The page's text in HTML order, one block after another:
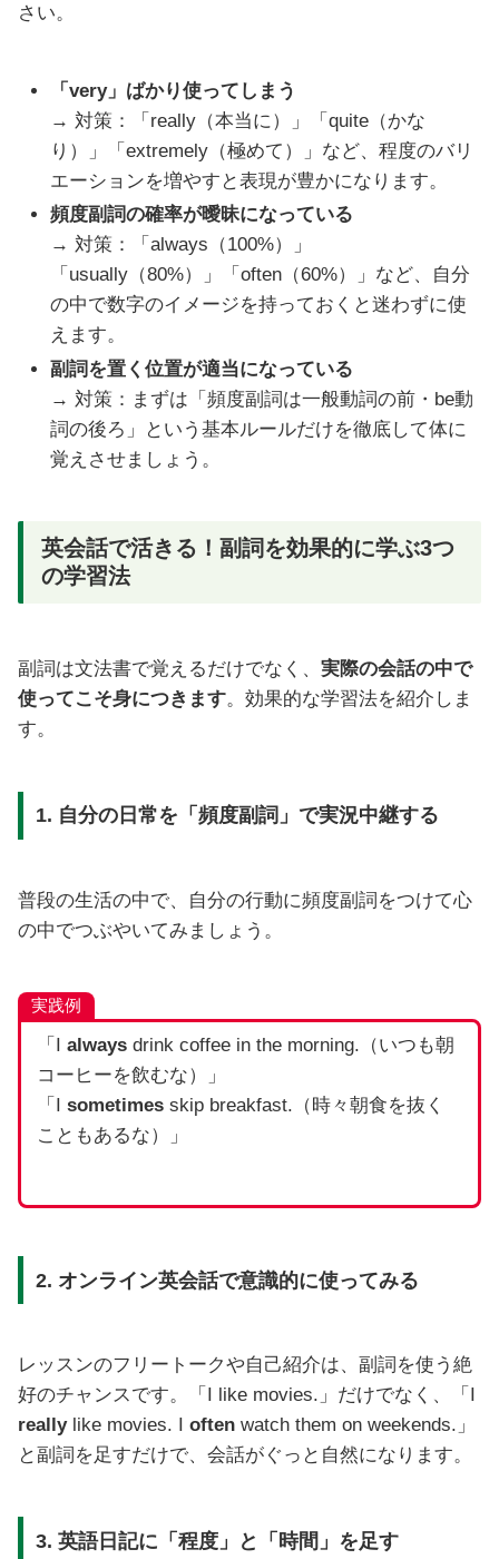
さい。
「very」ばかり使ってしまう
→ 対策：「really（本当に）」「quite（かな
り）」「extremely（極めて）」など、程度のバリ
エーションを増やすと表現が豊かになります。
頻度副詞の確率が曖昧になっている
→ 対策：「always（100%）」
「usually（80%）」「often（60%）」など、自分
の中で数字のイメージを持っておくと迷わずに使
えます。
副詞を置く位置が適当になっている
→ 対策：まずは「頻度副詞は一般動詞の前・be動
詞の後ろ」という基本ルールだけを徹底して体に
覚えさせましょう。
英会話で活きる！副詞を効果的に学ぶ3つ
の学習法
副詞は文法書で覚えるだけでなく、 実際の会話の中で
使ってこそ身につきます。効果的な学習法を紹介しま
す。
1. 自分の日常を「頻度副詞」で実況中継する
普段の生活の中で、自分の行動に頻度副詞をつけて心
の中でつぶやいてみましょう。
実践例
「I alwaysdrink coffee in the morning.（いつも朝
コーヒーを飲むな）」
「I sometimesskip breakfast.（時々朝食を抜く
こともあるな）」
2. オンライン英会話で意識的に使ってみる
レッスンのフリートークや自己紹介は、副詞を使う絶
好のチャンスです。「I like movies.」だけでなく、「I
reallylike movies. I often watch them on weekends.」
と副詞を足すだけで、会話がぐっと自然になります。
3. 英語日記に「程度」と「時間」を足す